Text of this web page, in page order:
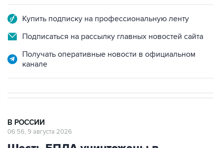
Подписаться на рассылку главных новостей сайта
Получать оперативные новости в официальном
Шесть БПЛА уничтожены в
Воронежской области